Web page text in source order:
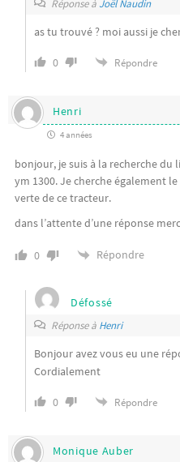
Réponse à Joël Naudin
as tu trouvé ? moi aussi je
0 Répondre
Henri
4 années
bonjour, je suis à la recherche
ym 1300. Je cherche également
verte de ce tracteur.
dans l’attente d’une réponse
0 Répondre
Défossé
Réponse à Henri
Bonjour avez vous eu une
Cordialement
0 Répondre
Monique Auber